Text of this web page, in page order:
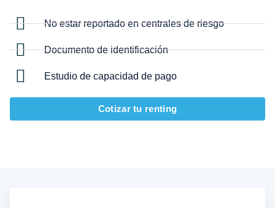
No estar reportado en centrales de riesgo
Documento de identificación
Estudio de capacidad de pago
Cotizar tu renting